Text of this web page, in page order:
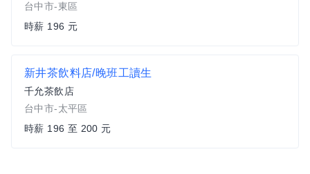
台中市-東區
時薪 196 元
新井茶飲料店/晚班工讀生
千允茶飲店
台中市-太平區
時薪 196 至 200 元